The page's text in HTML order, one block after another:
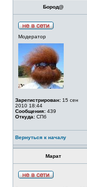
Бород@
Модератор
Зарегистрирован: 15 сен
2010 18:44
Сообщения: 439
Откуда: СПб
Вернуться к началу
Марат